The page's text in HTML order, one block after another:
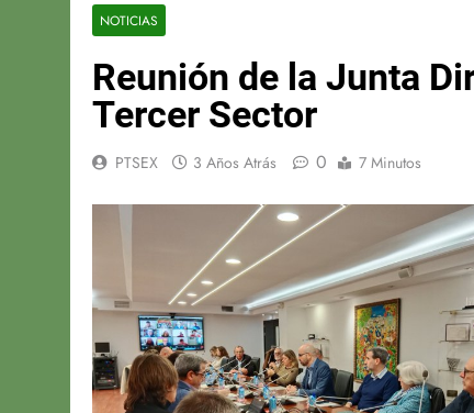
NOTICIAS
Reunión de la Junta
Tercer Sector
PTSEX 3 Años Atrás 0 7 Minutos